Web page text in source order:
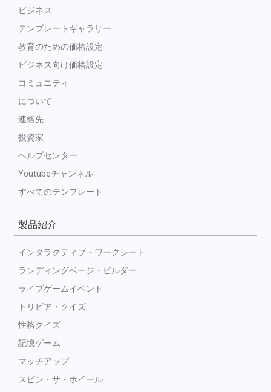
ビジネス
テンプレートギャラリー
教育のための価格設定
ビジネス向け価格設定
コミュニティ
について
連絡先
投資家
ヘルプセンター
Youtubeチャンネル
すべてのテンプレート
製品紹介
インタラクティブ・ワークシート
ランディングページ・ビルダー
ライブゲームイベント
トリビア・クイズ
性格クイズ
記憶ゲーム
マッチアップ
スピン・ザ・ホイール